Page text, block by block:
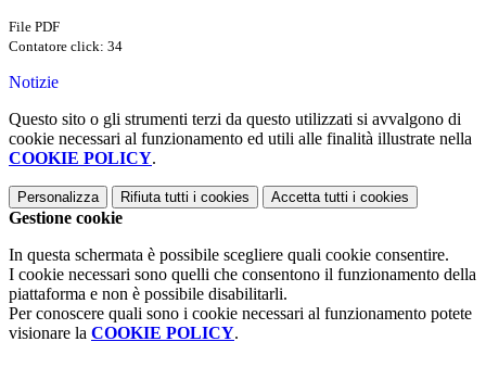
File PDF
Contatore click: 34
Notizie
Questo sito o gli strumenti terzi da questo utilizzati si avvalgono di
cookie necessari al funzionamento ed utili alle finalità illustrate nella
COOKIE POLICY.
Personalizza Rifiuta tutti i cookies Accetta tutti i cookies
Gestione cookie
In questa schermata è possibile scegliere quali cookie consentire.
I cookie necessari sono quelli che consentono il funzionamento della
piattaforma e non è possibile disabilitarli.
Per conoscere quali sono i cookie necessari al funzionamento potete
visionare la COOKIE POLICY.